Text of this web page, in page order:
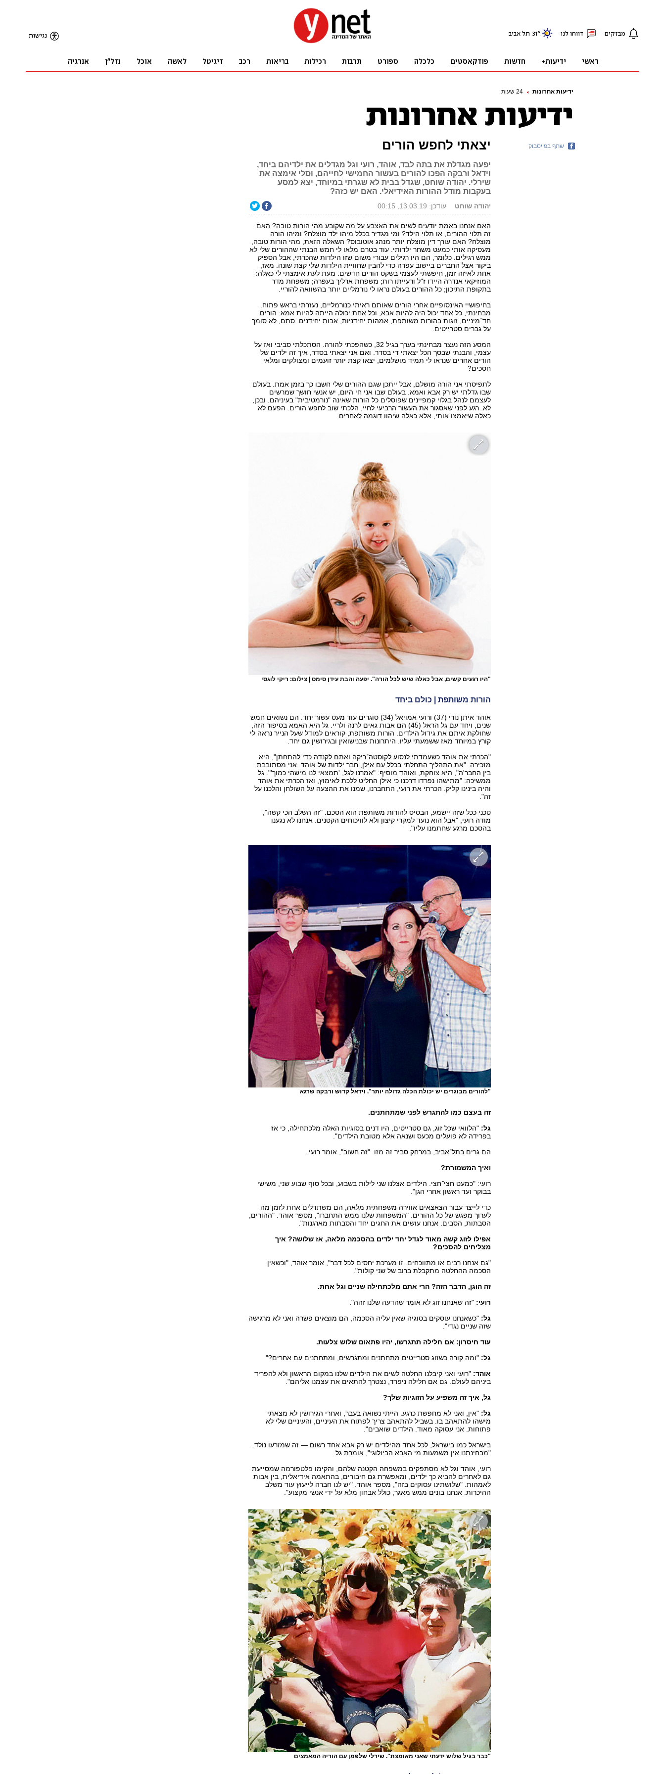
ידיעות אחרונות 24 שעות
יצאתי לחפש הורים
יפעה מגדלת את בתה לבד, אוהד, רועי וגל מגדלים את ילדיהם ביחד,
וידאל ורבקה הפכו להורים בעשור החמישי לחייהם, וסלי אימצה את
שירלי. יהודה שוחט, שגדל בבית לא שגרתי במיוחד, יצא למסע
בעקבות מודל ההורות האידיאלי. האם יש כזה?
יהודה שוחט עודכן: 13.03.19, 00:15
האם אנחנו באמת יודעים לשים את האצבע על מה שקובע מהי הורות טובה? האם
זה תלוי ההורים, או תלוי הילד? ומי מגדיר בכלל מיהו ילד מוצלח? ומיהו הורה
מוצלח? האם עורך דין מוצלח יותר מנהג אוטובוס? השאלה הזאת, מהי הורות טובה,
מעסיקה אותי כמעט משחר ילדותי. עוד בטרם מלאו לי חמש הבנתי שההורים שלי לא
ממש רגילים. כלומר, הם היו רגילים עבורי משום שזו הילדות שהכרתי, אבל הספיק
ביקור אצל החברים ביישוב עפרה כדי להבין שחוויית הילדות שלי קצת שונה. מאז,
אחת לאיזה זמן, חיפשתי לעצמי בשקט הורים חדשים. מעת לעת אימצתי לי כאלה:
המוזיקאי אנדרה היידו ז"ל ורעייתו רות; משפחת ארליך בעפרה; משפחת מדר
בתקופת התיכון; כל ההורים בעולם נראו לי נורמליים יותר בהשוואה להוריי.
בחיפושיי האינסופיים אחרי הורים שאותם ראיתי כנורמליים, נעזרתי בראש פתוח.
מבחינתי, כל אחד יכול היה להיות אבא, וכל אחת יכולה הייתה להיות אמא: הורים
חד־מיניים, זוגות בהורות משותפת, אמהות יחידניות, אבות יחידנים. סתם, לא סומך
על גברים סטרייטים.
המסע הזה נעצר מבחינתי בערך בגיל 32, כשהפכתי להורה. הסתכלתי סביבי ואז על
עצמי, והבנתי שבסך הכל יצאתי די בסדר. ואם אני יצאתי בסדר, איך זה ילדים של
הורים אחרים שנראו לי תמיד מושלמים, יצאו קצת יותר זועמים ומצולקים ומלאי
חסכים?
לתפיסתי אני הורה מושלם, אבל ייתכן שגם ההורים שלי חשבו כך בזמן אמת. בעולם
שבו גדלתי יש רק אבא ואמא. בעולם שבו אני חי היום, יש אנשי חושך שמרשים
לעצמם לנהל בגלוי קמפיינים שפוסלים כל הורות שאינה "נורמטיבית" בעיניהם. ובכן,
לא. רגע לפני שאסגור את העשור הרביעי לחיי, הלכתי שוב לחפש הורים. הפעם לא
כאלה שיאמצו אותי, אלא כאלה שיהוו דוגמה לאחרים.
"היו רגעים קשים, אבל כאלה שיש לכל הורה". יפעה והבת עידן סימס | צילום: ריקי לוגסי
הורות משותפת | כולם ביחד
אוהד איתן נורי (37) ורועי אמויאל (34) סוגרים עוד מעט עשור יחד. הם נשואים חמש
שנים, ויחד עם גל הראל (45) הם אבות גאים לרנה ולריי. גל היא האמא בסיפור הזה,
שחולקת איתם את גידול הילדים. הורות משותפת, קוראים למודל שעל הנייר נראה לי
קורץ במיוחד מאז ששמעתי עליו. היתרונות שבנישואין ובגירושין גם יחד.
"הכרתי את אוהד כשעמדתי לנסוע לקוסטה־ריקה ואתם לקנדה כדי להתחתן", היא
מזכירה. "את התהליך התחלתי בכלל עם אילן, חבר ילדות של אוהד. אני מסתובבת
בין החבר'ה", היא צוחקת, ואוהד מוסיף: "אמרנו לגל, 'תמצאי לנו מישהי כמוך'". גל
ממשיכה: "מתישהו נפרדו דרכנו כי אילן החליט ללכת לאימוץ, ואז הכרתי את אוהד
והיה בינינו קליק. הכרתי את רועי, התחברנו, שמנו את ההצעה על השולחן והלכנו על
זה".
טכני ככל שזה יישמע, הבסיס להורות משותפת הוא הסכם. "זה השלב הכי קשה",
מודה רועי, "אבל הוא נועד למקרי קיצון ולא לוויכוחים הקטנים. אנחנו לא נגענו
בהסכם מרגע שחתמנו עליו".
"להורים מבוגרים יש יכולת הכלה גדולה יותר". וידאל קדוש ורבקה שרגא
זה בעצם כמו להתגרש לפני שמתחתנים.
גל: "הלוואי שכל זוג, גם סטרייטים, היו דנים בסוגיות האלה מלכתחילה, כי אז
בפרידה לא פועלים מכעס ושנאה אלא מטובת הילדים".
הם גרים בתל־אביב, במרחק סביר זה מזו. "זה חשוב", אומר רועי.
ואיך המשמורת?
רועי: "כמעט חצי־חצי. הילדים אצלנו שני לילות בשבוע, ובכל סוף שבוע שני, משישי
בבוקר ועד ראשון אחרי הגן".
כדי לייצר עבור הצאצאים אווירה משפחתית מלאה, הם משתדלים אחת לזמן מה
לערוך מפגש של כל ההורים. "המשפחות שלנו ממש התחברו", מספר אוהד. "ההורים,
הסבתות, הסבים. אנחנו עושים את החגים יחד והסבתות מארגנות".
אפילו לזוג קשה מאוד לגדל יחד ילדים בהסכמה מלאה, אז שלושה? איך
מצליחים להסכים?
"גם אנחנו רבים או מתווכחים. זו מערכת יחסים לכל דבר", אומר אוהד, "וכשאין
הסכמה ההחלטה מתקבלת ברוב של שני קולות".
זה הוגן, הדבר הזה? הרי אתם מלכתחילה שניים וגל אחת.
רועי: "זה שאנחנו זוג לא אומר שהדעה שלנו זהה".
גל: "כשאנחנו עוסקים בסוגיה שאין עליה הסכמה, הם מוצאים פשרה ואני לא מרגישה
שזה שניים נגדי".
עוד חיסרון: אם חלילה תתגרשו, יהיו פתאום שלוש צלעות.
גל: "ומה קורה כשזוג סטרייטים מתחתנים ומתגרשים, ומתחתנים עם אחרים?"
אוהד: "רועי ואני קיבלנו החלטה לשים את הילדים שלנו במקום הראשון ולא להפריד
ביניהם לעולם. גם אם חלילה ניפרד, נצטרך להתאים את עצמנו אליהם".
גל, איך זה משפיע על הזוגיות שלך?
גל: "אין, ואני לא מחפשת כרגע. הייתי נשואה בעבר, ואחרי הגירושין לא מצאתי
מישהו להתאהב בו. בשביל להתאהב צריך לפתוח את העיניים, והעיניים שלי לא
פתוחות. אני עסוקה מאוד. הילדים שואבים".
בישראל כמו בישראל, לכל אחד מהילדים יש רק אבא אחד רשום — זה שמזרעו נולד.
"מבחינתנו אין משמעות מי האבא הביולוגי", אומרת גל.
רועי, אוהד וגל לא מסתפקים במשפחה הקטנה שלהם, והקימו פלטפורמה שמסייעת
גם לאחרים להביא כך ילדים, ומאפשרת גם חיבורים, בהתאמה אידיאלית, בין אבות
לאמהות. "שלושתינו עסוקים בזה", מספר אוהד. "יש לנו חברה לייעוץ עוד משלב
ההיכרות. אנחנו בונים ממש מאגר, כולל אבחון מלא על ידי אנשי מקצוע".
"כבר בגיל שלוש ידעתי שאני מאומצת". שירלי שלפמן עם הוריה המאמצים
שתף בפייסבוק